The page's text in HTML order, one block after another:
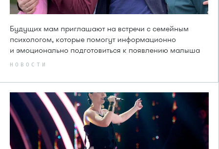
Будущих мам приглашают на встречи с семейным
психологом, которые помогут информационно
и эмоционально подготовиться к появлению малыша
НОВОСТИ